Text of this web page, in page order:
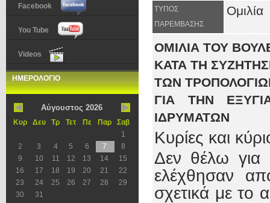
Facebook
You Tube
Videos
ΗΜΕΡΟΛΟΓΙΟ
Αύγουστος 2026
Κυρ Δευ Τρ Τετ Πε Παρ
Σαβ
1
2
3 4 5 6 7
8
9
10 11 12 13 14
15
16
17 18 19 20 21
22
23
24 25 26 27 28
29
30
31
ΤΥΠΟΣ
ΠΑΡΕΜΒΑΣΗΣ
Ομιλία
ΟΜΙΛΙΑ ΤΟΥ
ΚΑΤΑ ΤΗ
ΤΩΝ
ΓΙΑ ΤΗΝ
ΙΔΡΥΜΑΤΩΝ
Κυρίες και
Δεν θέλω
ελέχθησαν
σχετικά με το